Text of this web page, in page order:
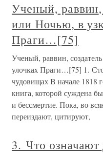
Ученый, раввин,
или Ночью, в
Праги…[75]
Ученый, раввин,
улочках Праги…[75] 1.
чудовищах В начале 1818
книга, которой суждена
и бессмертие. Пока, во
переиздают, цитируют,
3. Что означают